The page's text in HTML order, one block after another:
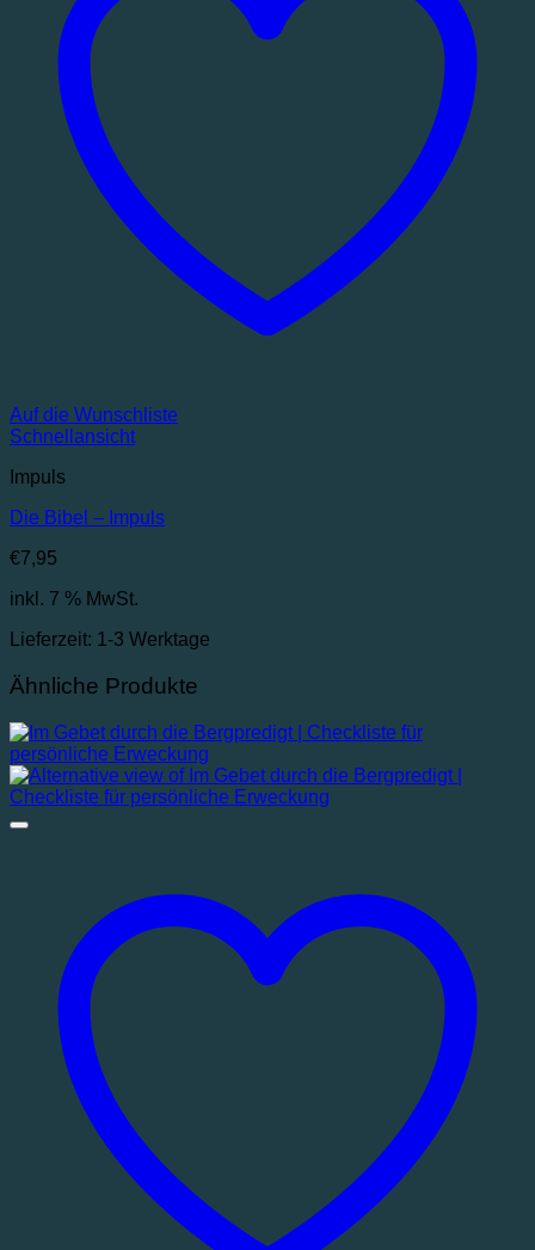
Auf die Wunschliste
Schnellansicht
Impuls
Die Bibel – Impuls
€7,95
inkl. 7 % MwSt.
Lieferzeit: 1-3 Werktage
Ähnliche Produkte